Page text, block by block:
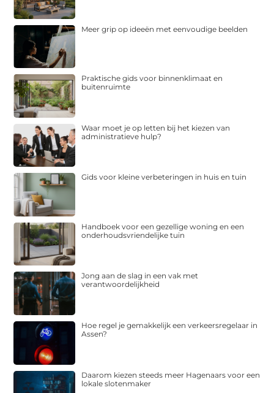
Meer grip op ideeën met eenvoudige beelden
Praktische gids voor binnenklimaat en
buitenruimte
Waar moet je op letten bij het kiezen van
administratieve hulp?
Gids voor kleine verbeteringen in huis en tuin
Handboek voor een gezellige woning en een
onderhoudsvriendelijke tuin
Jong aan de slag in een vak met
verantwoordelijkheid
Hoe regel je gemakkelijk een verkeersregelaar in
Assen?
Daarom kiezen steeds meer Hagenaars voor een
lokale slotenmaker